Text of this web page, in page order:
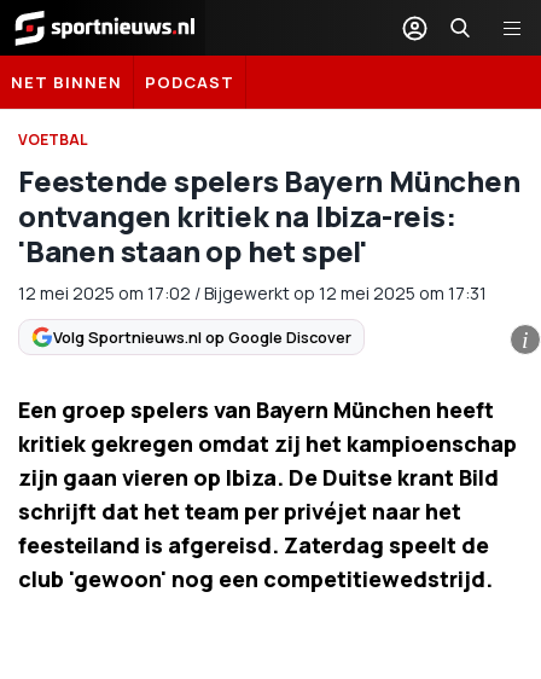
Sportnieuws.nl
NET BINNEN PODCAST
VOETBAL
Feestende spelers Bayern München
ontvangen kritiek na Ibiza-reis:
'Banen staan op het spel'
12 mei 2025 om 17:02 /Bijgewerkt op 12 mei 2025 om 17:31
Volg Sportnieuws.nl op Google Discover i
Een groep spelers van Bayern München heeft
kritiek gekregen omdat zij het kampioenschap
zijn gaan vieren op Ibiza. De Duitse krant Bild
schrijft dat het team per privéjet naar het
feesteiland is afgereisd. Zaterdag speelt de
club 'gewoon' nog een competitiewedstrijd.